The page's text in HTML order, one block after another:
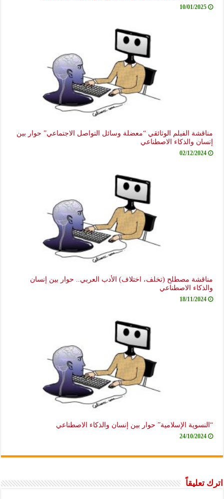
10/01/2025
مناقشة الفيلم الوثائقي “معضلة وسائل التواصل الاجتماعي” حوار بين
إنسان والذكاء الاصطناعي
02/12/2024
مناقشة مصطلح (تخلف، اختلاف) الأدب العربي.. حوار بين إنسان
والذكاء الاصطناعي
18/11/2024
“النسوية الإسلامية” حوار بين إنسان والذكاء الاصطناعي
24/10/2024
اترك تعليقاً